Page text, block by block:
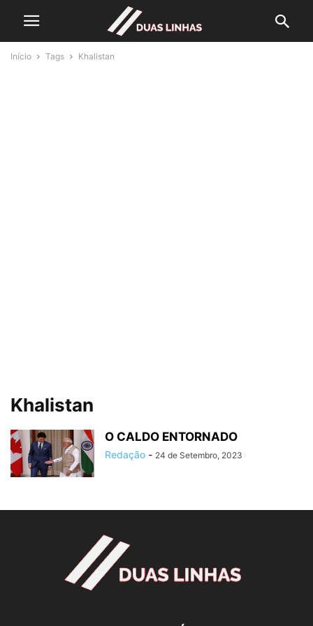
Início Tags Khalistan
Khalistan
O CALDO ENTORNADO
Redação - 24 de Setembro, 2023